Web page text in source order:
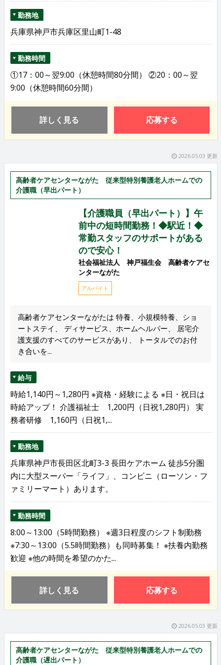
勤務地
兵庫県神戸市兵庫区里山町1-48
勤務時間
①17：00～翌9:00（休憩時間80分間） ②20：00～翌
9:00（休憩時間60分間）
詳しく見る 応募する
2026.05.03 更新
高齢者ケアセンターながた 従来型特別養護老人ホームでの
介護職（早出パート）
【介護職員（早出パート）】午
前中の短時間勤務！◆駅近！◆
常勤スタッフのサポートがある
ので安心！
社会福祉法人 神戸福生会 高齢者ケアセ
ンターながた
アルバイト
高齢者ケアセンターながたは 特養、小規模特養、ショ
ートステイ、 ディサービス、ホームヘルパー、 居宅介
護支援のすべてのサービスがあり、 トータルでのお付
き合いを...
給与
時給1,140円～1,280円 ※資格・経験による ※日・祝日は
時給アップ！ 介護福祉士 1,200円（日祝1,280円） 実
務者研修 1,160円（日祝1,...
勤務地
兵庫県神戸市長田区北町3-3 長田ケアホーム 徒歩5分圏
内に大型スーパー「ライフ」、コンビニ（ローソン・フ
ァミリーマート）あります。
勤務時間
8:00～13:00（5時間勤務） ※週3日程度のシフト制勤務
※7:30～13:00（5.5時間勤務）も同時募集！ ※扶養内勤務
歓迎 ※他の時間を希望のかた...
詳しく見る 応募する
2026.05.03 更新
高齢者ケアセンターながた 従来型特別養護老人ホームでの
介護職（遅出パート）